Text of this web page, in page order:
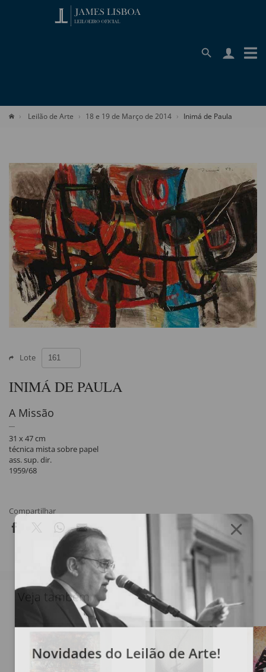
Leilão de Arte 18 e 19 de Março de 2014 Inimá de Paula
Lote
INIMÁ DE PAULA
A Missão
31 x 47 cm
técnica mista sobre papel
ass. sup. dir.
1959/68
Compartilhar
Veja também
Novidades do Leilão de Arte!